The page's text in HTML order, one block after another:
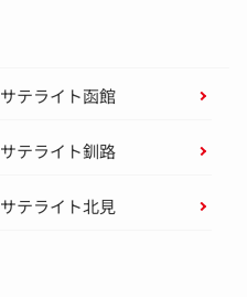
サテライト函館
サテライト釧路
サテライト北見